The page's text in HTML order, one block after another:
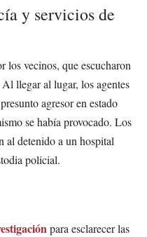
y servicios de
los vecinos, que escucharon
llegar al lugar, los agentes
agresor en estado
se había provocado. Los
al detenido a un hospital
policial.
para esclarecer las